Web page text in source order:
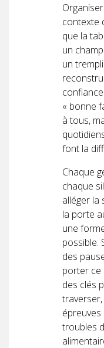
contexte
que la
un
un
« bonne
à tous,
font la
Chaque
chaque
alléger
la porte
une
possible.
des
porter ce
des clés
troubles